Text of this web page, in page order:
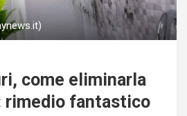
come eliminarla
rimedio fantastico